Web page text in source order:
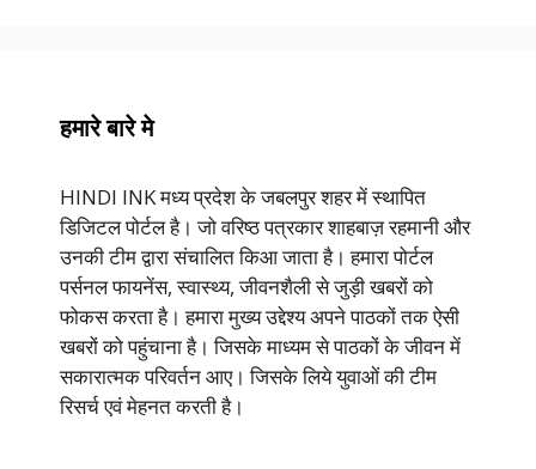
हमारे बारे मे
HINDI INK मध्य प्रदेश के जबलपुर शहर में स्थापित
डिजिटल पोर्टल है। जो वरिष्ठ पत्रकार शाहबाज़ रहमानी और
उनकी टीम द्वारा संचालित किआ जाता है। हमारा पोर्टल
पर्सनल फायनेंस, स्वास्थ्य, जीवनशैली से जुड़ी खबरों को
फोकस करता है। हमारा मुख्य उद्देश्य अपने पाठकों तक ऐसी
खबरों को पहुंचाना है। जिसके माध्यम से पाठकों के जीवन में
सकारात्मक परिवर्तन आए। जिसके लिये युवाओं की टीम
रिसर्च एवं मेहनत करती है।